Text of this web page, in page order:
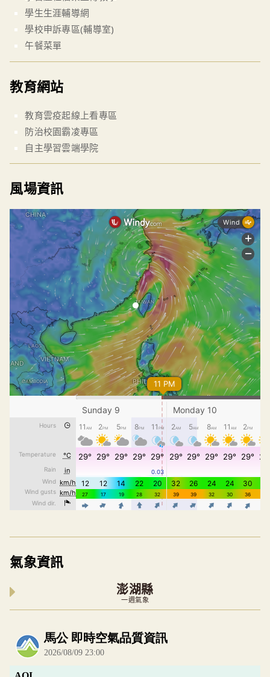
學生生涯輔導網
學校申訴專區(輔導室)
午餐菜單
教育網站
教育雲疫起線上看專區
防治校園霸凌專區
自主學習雲端學院
風場資訊
氣象資訊
澎湖縣
一週氣象
內嵌空氣品質小工具為視覺預覽，完整即時空